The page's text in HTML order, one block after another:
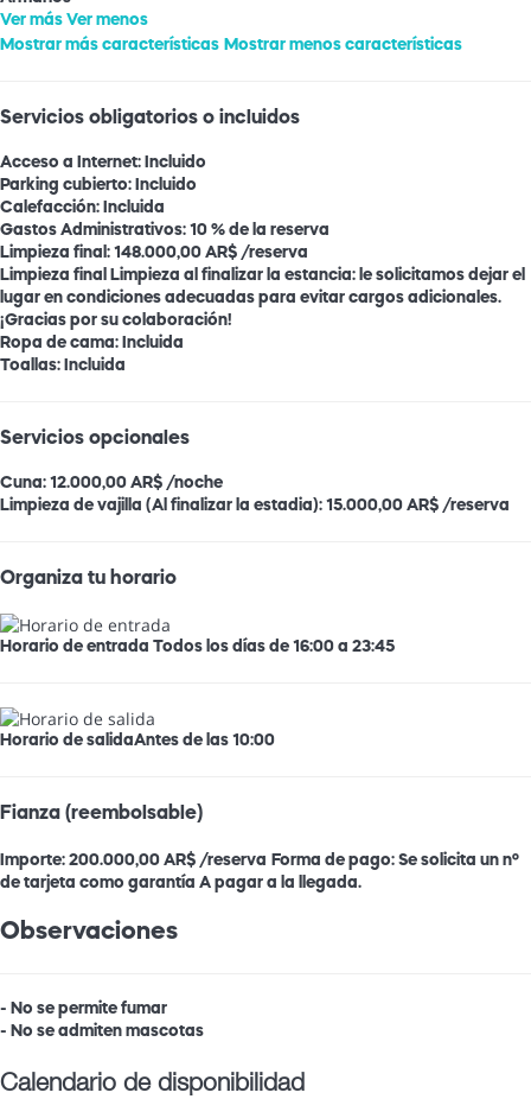
Ver más Ver menos
Mostrar más características Mostrar menos características
Servicios obligatorios o incluidos
Acceso a Internet: Incluido
Parking cubierto: Incluido
Calefacción: Incluida
Gastos Administrativos: 10 % de la reserva
Limpieza final: 148.000,00 AR$ /reserva
Limpieza final
Limpieza al finalizar la estancia: le solicitamos dejar el
lugar en condiciones adecuadas para evitar cargos adicionales.
¡Gracias por su colaboración!
Ropa de cama: Incluida
Toallas: Incluida
Servicios opcionales
Cuna: 12.000,00 AR$ /noche
Limpieza de vajilla (Al finalizar la estadia): 15.000,00 AR$ /reserva
Organiza tu horario
Horario de entrada Todos los días de 16:00 a 23:45
Horario de salidaAntes de las 10:00
Fianza (reembolsable)
Importe: 200.000,00 AR$ /reserva Forma de pago: Se solicita un nº
de tarjeta como garantía A pagar a la llegada.
Observaciones
- No se permite fumar
- No se admiten mascotas
Calendario de disponibilidad